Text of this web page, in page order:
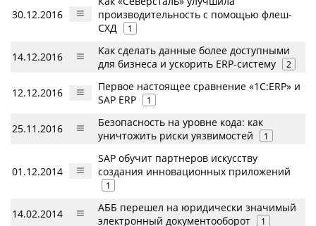
30.12.2016
производительность с помощью флеш-
СХД
1
14.12.2016
Как сделать данные более доступными
для бизнеса и ускорить ERP-систему
2
12.12.2016
Первое настоящее сравнение «1С:ERP» и
SAP ERP
1
25.11.2016
Безопасность на уровне кода: как
уничтожить риски уязвимостей
1
01.12.2014
SAP обучит партнеров искусству
создания инновационных приложений
1
14.02.2014
АББ перешел на юридически значимый
электронный документооборот
1